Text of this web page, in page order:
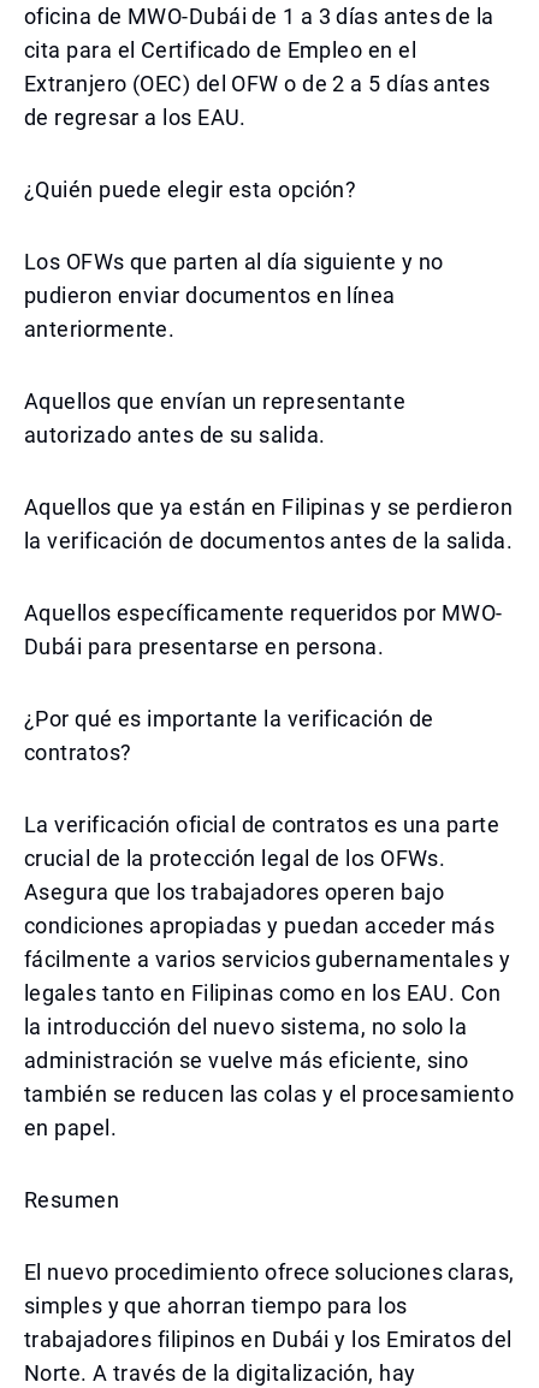
oficina de MWO-Dubái de 1 a 3 días antes de la
cita para el Certificado de Empleo en el
Extranjero (OEC) del OFW o de 2 a 5 días antes
de regresar a los EAU.
¿Quién puede elegir esta opción?
Los OFWs que parten al día siguiente y no
pudieron enviar documentos en línea
anteriormente.
Aquellos que envían un representante
autorizado antes de su salida.
Aquellos que ya están en Filipinas y se perdieron
la verificación de documentos antes de la salida.
Aquellos específicamente requeridos por MWO-
Dubái para presentarse en persona.
¿Por qué es importante la verificación de
contratos?
La verificación oficial de contratos es una parte
crucial de la protección legal de los OFWs.
Asegura que los trabajadores operen bajo
condiciones apropiadas y puedan acceder más
fácilmente a varios servicios gubernamentales y
legales tanto en Filipinas como en los EAU. Con
la introducción del nuevo sistema, no solo la
administración se vuelve más eficiente, sino
también se reducen las colas y el procesamiento
en papel.
Resumen
El nuevo procedimiento ofrece soluciones claras,
simples y que ahorran tiempo para los
trabajadores filipinos en Dubái y los Emiratos del
Norte. A través de la digitalización, hay